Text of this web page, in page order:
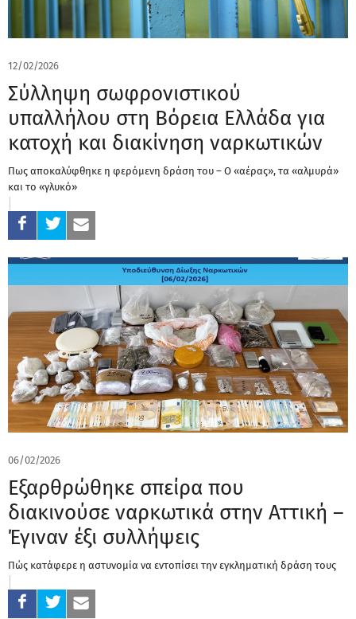
12/02/2026
Σύλληψη σωφρονιστικού
υπαλλήλου στη Βόρεια Ελλάδα για
κατοχή και διακίνηση ναρκωτικών
Πως αποκαλύφθηκε η φερόμενη δράση του – Ο «αέρας», τα «αλμυρά»
και το «γλυκό»
06/02/2026
Εξαρθρώθηκε σπείρα που
διακινούσε ναρκωτικά στην Αττική –
Έγιναν έξι συλλήψεις
Πώς κατάφερε η αστυνομία να εντοπίσει την εγκληματική δράση τους